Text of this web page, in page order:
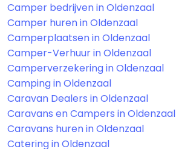
Camper bedrijven in Oldenzaal
Camper huren in Oldenzaal
Camperplaatsen in Oldenzaal
Camper-Verhuur in Oldenzaal
Camperverzekering in Oldenzaal
Camping in Oldenzaal
Caravan Dealers in Oldenzaal
Caravans en Campers in Oldenzaal
Caravans huren in Oldenzaal
Catering in Oldenzaal